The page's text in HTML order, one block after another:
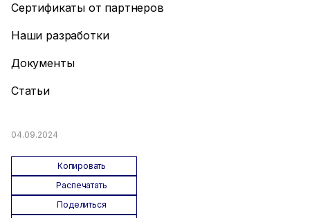
Сертификаты от партнеров
Наши разработки
Документы
Статьи
04.09.2024
Копировать
Распечатать
Поделиться